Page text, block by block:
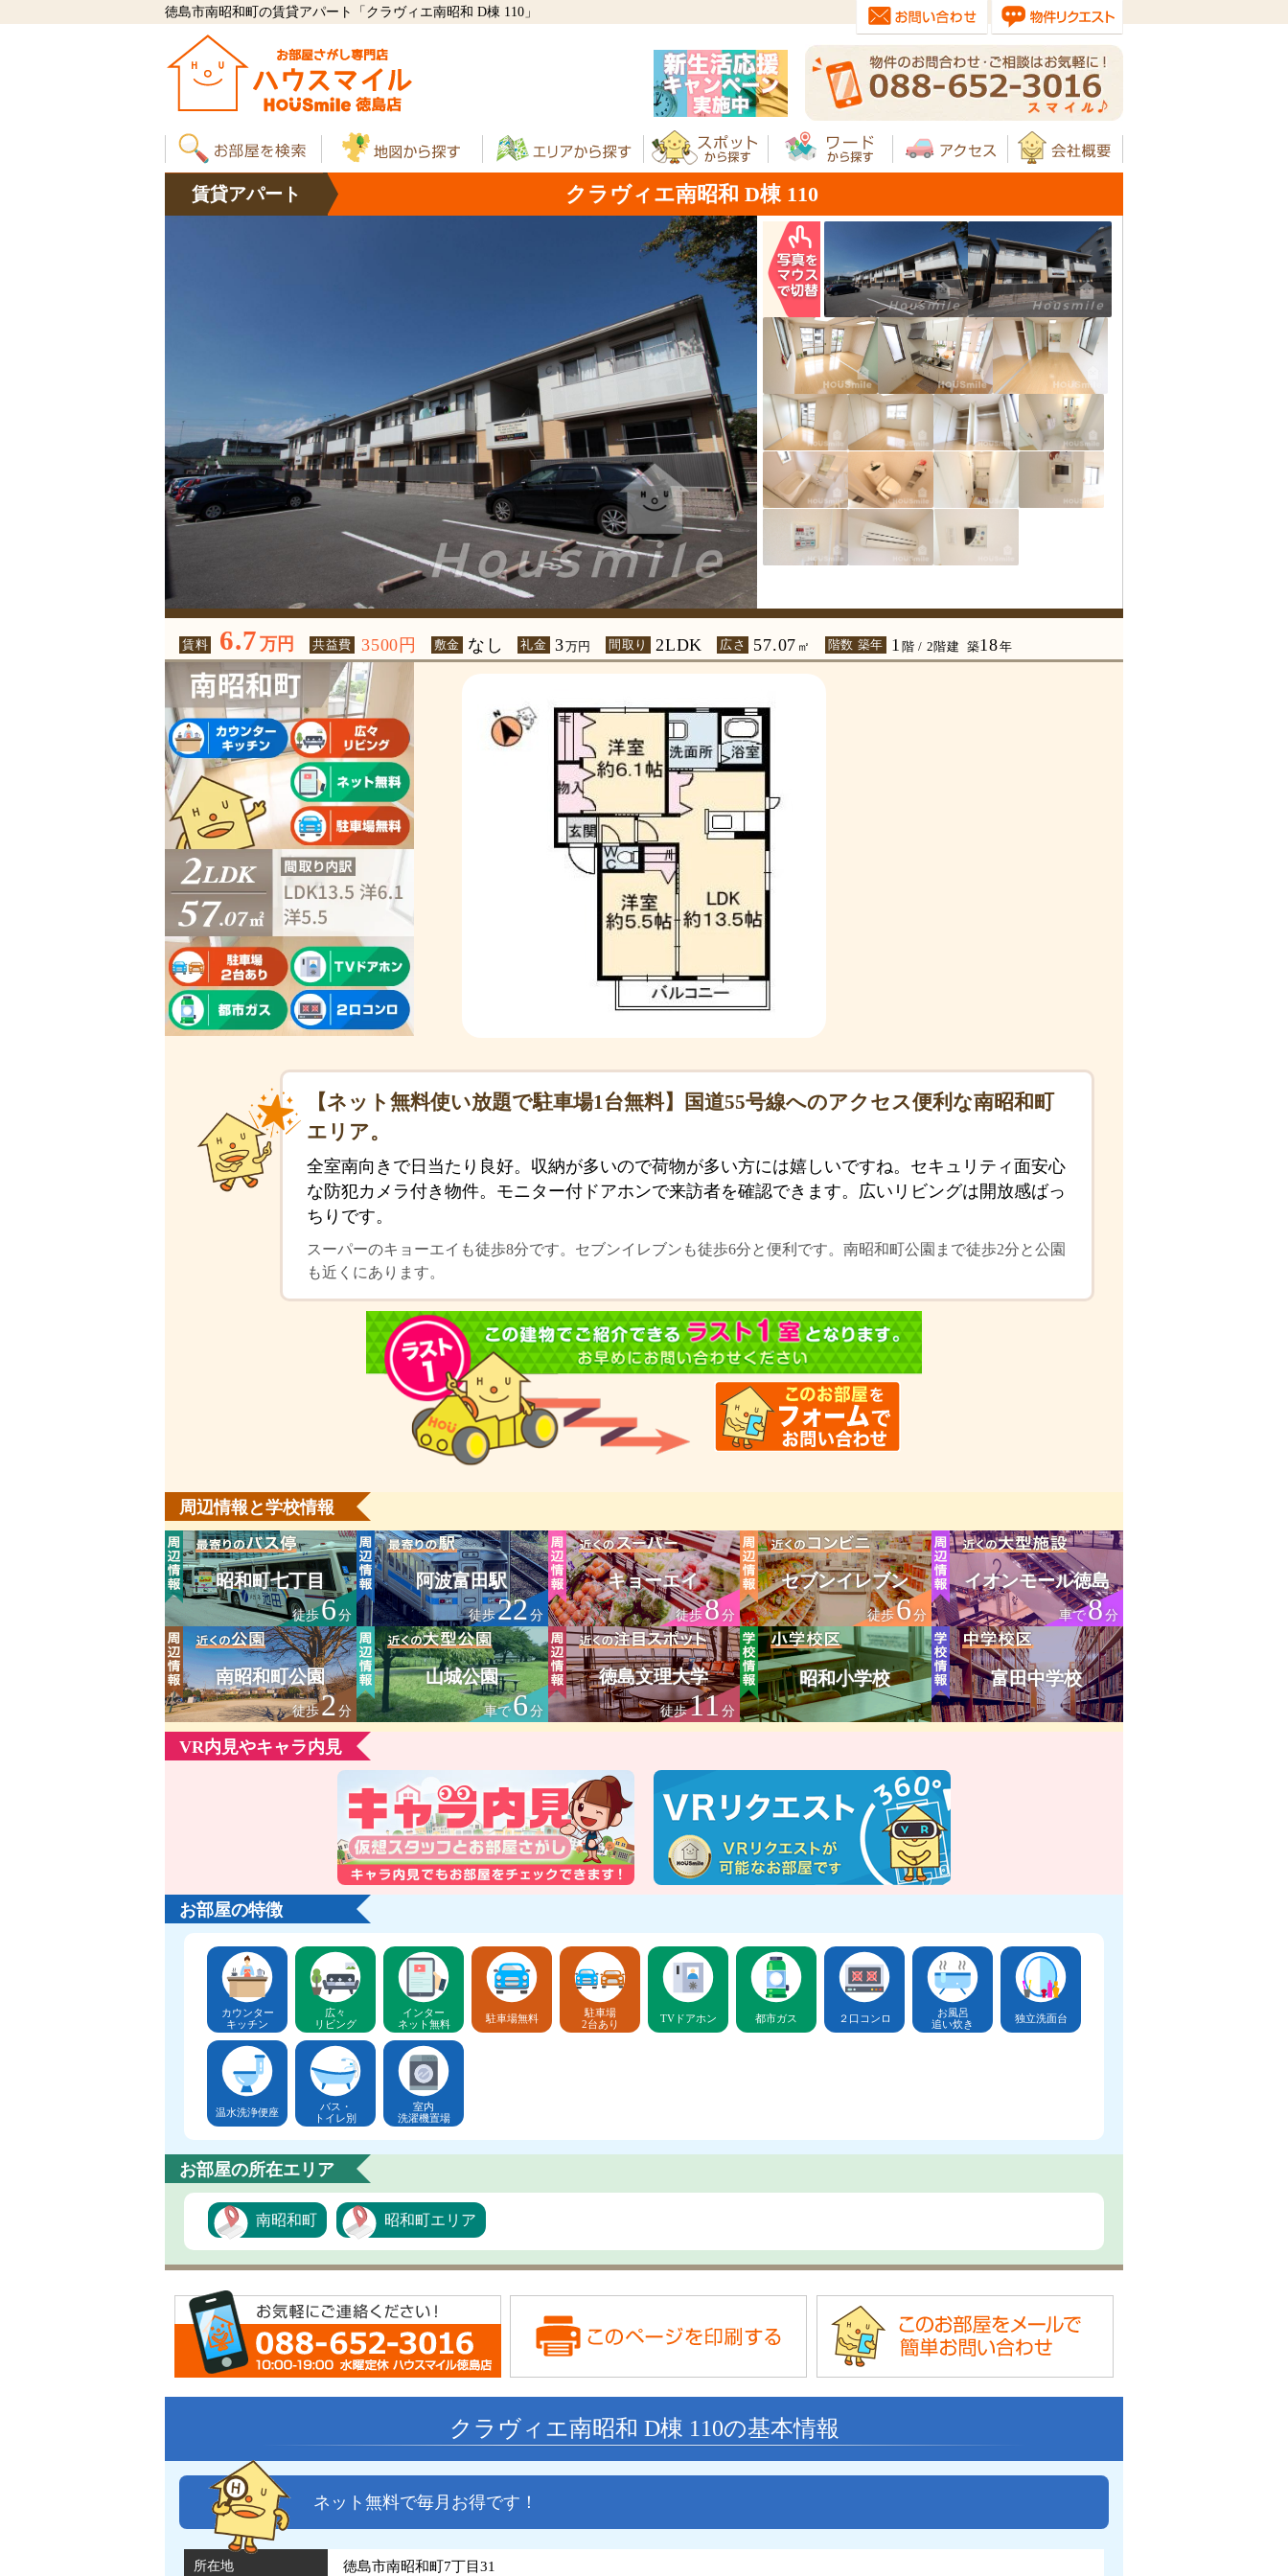
徳島市南昭和町の賃貸アパート「クラヴィエ南昭和 D棟 110」
賃貸アパート クラヴィエ南昭和 D棟 110
賃料 6.7 万円 共益費 3500円 敷金 なし 礼金 3 万円 間取り 2LDK 広さ 57.07 ㎡ 階数 築年 1 階 / 2階建 築18年
【ネット無料使い放題で駐車場1台無料】国道55号線へのアクセス便利な南昭和町
エリア。
全室南向きで日当たり良好。収納が多いので荷物が多い方には嬉しいですね。セキュリティ面安心
な防犯カメラ付き物件。モニター付ドアホンで来訪者を確認できます。広いリビングは開放感ばっ
ちりです。
スーパーのキョーエイも徒歩8分です。セブンイレブンも徒歩6分と便利です。南昭和町公園まで徒歩2分と公園
も近くにあります。
周辺情報と学校情報
昭和町七丁目
徒歩6分
阿波富田駅
徒歩22分
キョーエイ
徒歩8分
セブンイレブン
徒歩6分
イオンモール徳島
車で8分
南昭和町公園
徒歩2分
山城公園
車で6分
徳島文理大学
徒歩11分
昭和小学校 富田中学校
VR内見やキャラ内見
お部屋の特徴
カウンター
キッチン
広々
リビング
インター
ネット無料
駐車場無料
駐車場
2台あり
TVドアホン 都市ガス ２口コンロ
お風呂
追い炊き
独立洗面台
温水洗浄便座
バス・
トイレ別
室内
洗濯機置場
お部屋の所在エリア
南昭和町 昭和町エリア
クラヴィエ南昭和 D棟 110の基本情報
ネット無料で毎月お得です！
所在地 徳島市南昭和町7丁目31